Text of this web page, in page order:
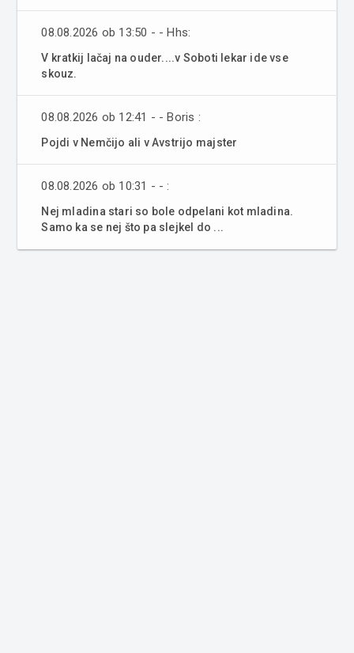
08.08.2026 ob 13:50 - - Hhs:
V kratkij lačaj na ouder....v Soboti lekar ide vse
skouz.
08.08.2026 ob 12:41 - - Boris :
Pojdi v Nemčijo ali v Avstrijo majster
08.08.2026 ob 10:31 - - :
Nej mladina stari so bole odpelani kot mladina.
Samo ka se nej što pa slejkel do ...